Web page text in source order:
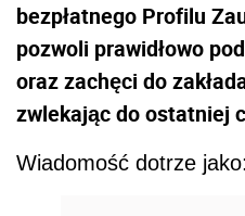
bezpłatnego Profilu
pozwoli prawidłowo
oraz zachęci do
zwlekając do ostatniej
Wiadomość dotrze jako: